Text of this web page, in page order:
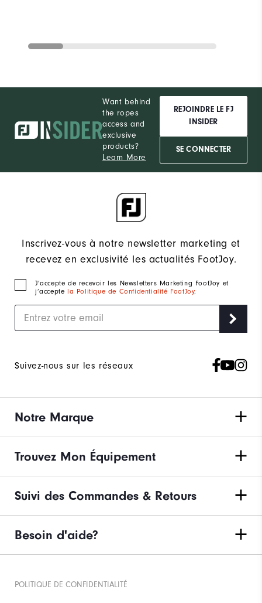
Want behind
the ropes
access and
exclusive
products?
Learn More
REJOINDRE LE FJ
INSIDER
SE CONNECTER
Inscrivez-vous à notre newsletter marketing et
recevez en exclusivité les actualités FootJoy.
J‘accepte de recevoir les Newsletters Marketing FootJoy et
j’accepte la Politique de Confidentialité FootJoy.
Suivez-nous sur les réseaux
Notre Marque
Trouvez Mon Équipement
Suivi des Commandes & Retours
Besoin d'aide?
POLITIQUE DE CONFIDENTIALITÉ